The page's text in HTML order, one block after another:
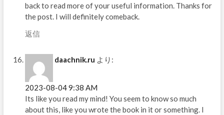
back to read more of your useful information. Thanks for
the post. I will definitely comeback.
返信
daachnik.ru より:
2023-08-04 9:38 AM
Its like you read my mind! You seem to know so much
about this, like you wrote the book in it or something. I